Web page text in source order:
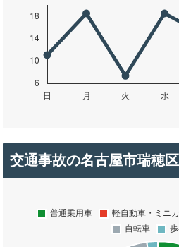
交通事故の名古屋市瑞穂